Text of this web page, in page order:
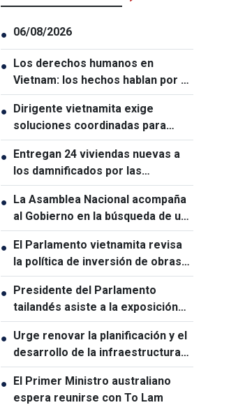
● 06/08/2026
● Los derechos humanos en
Vietnam: los hechos hablan por sí
solos
● Dirigente vietnamita exige
soluciones coordinadas para
garantizar la ciberseguridad
● Entregan 24 viviendas nuevas a
los damnificados por las
inundaciones en Lai Chau
● La Asamblea Nacional acompaña
al Gobierno en la búsqueda de un
crecimiento de dos dígitos
● El Parlamento vietnamita revisa
la política de inversión de obras
estratégicas nacionales
● Presidente del Parlamento
tailandés asiste a la exposición
conmemorativa del 50.º
aniversario de las relaciones
Vietnam-Tailandia
● Urge renovar la planificación y el
desarrollo de la infraestructura
en Vietnam
● El Primer Ministro australiano
espera reunirse con To Lam